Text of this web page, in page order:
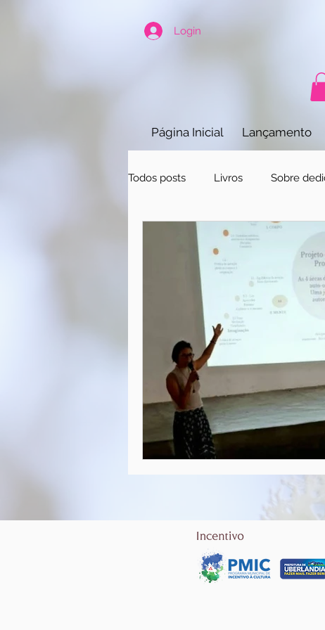
Login
Página Inicial Lançamento
Todos posts Livros Sobre